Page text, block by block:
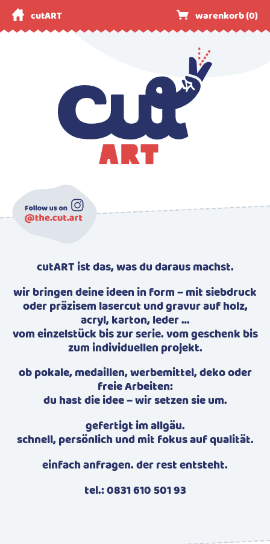
cutART warenkorb (0)
cutART ist das, was du daraus machst.
wir bringen deine ideen in form – mit siebdruck
oder präzisem lasercut und gravur auf holz,
acryl, karton, leder …
vom einzelstück bis zur serie. vom geschenk bis
zum individuellen projekt.
ob pokale, medaillen, werbemittel, deko oder
freie Arbeiten:
du hast die idee – wir setzen sie um.
gefertigt im allgäu.
schnell, persönlich und mit fokus auf qualität.
einfach anfragen. der rest entsteht.
tel.: 0831 610 501 93